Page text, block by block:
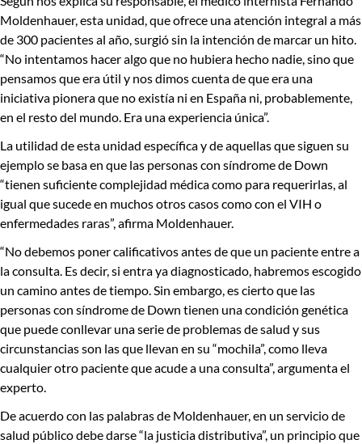
Moldenhauer, esta unidad, que ofrece unaatención integral a más
de 300 pacientes al año , surgió sin la intención de marcar un hito.
“No intentamos hacer algo que no hubiera hecho nadie, sino que
pensamos que era útil y nos dimos cuenta de que era una
iniciativa pionera que no existía ni en España ni, probablemente,
en el resto del mundo. Era una experiencia única”.
La utilidad de esta unidad específica y de aquellas que siguen su
ejemplo se basa en que las personas con síndrome de Down
“tienen suficiente complejidad médica como para requerirlas, al
igual que sucede en muchos otros casos como con el VIH o
enfermedades raras”, afirma Moldenhauer.
“No debemos poner calificativos antes de que un paciente entre a
la consulta. Es decir, si entra ya diagnosticado, habremos escogido
un camino antes de tiempo. Sin embargo, es cierto que las
personas con síndrome de Down tienen una condición genética
que puede conllevar una serie de problemas de salud y sus
circunstancias son las que llevan en su “mochila”, como lleva
cualquier otro paciente que acude a una consulta”, argumenta el
experto.
De acuerdo con las palabras de Moldenhauer, en un servicio de
salud público debe darse “la justicia distributiva”, un principio que